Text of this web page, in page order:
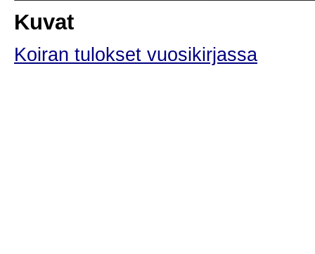
Kuvat
Koiran tulokset vuosikirjassa